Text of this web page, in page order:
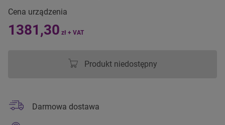
Cena urządzenia
1381,30 zł + VAT
Produkt niedostępny
Darmowa dostawa